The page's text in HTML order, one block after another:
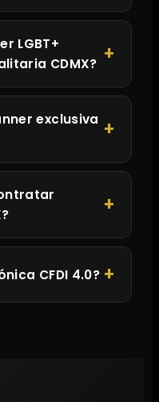
LGBT+
CDMX?
exclusiva
CFDI 4.0?